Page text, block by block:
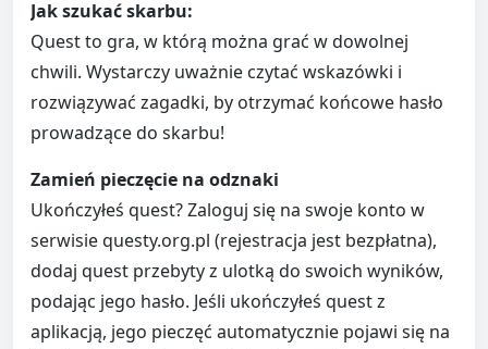
Jak szukać skarbu:
Quest to gra, w którą można grać w dowolnej
chwili. Wystarczy uważnie czytać wskazówki i
rozwiązywać zagadki, by otrzymać końcowe hasło
prowadzące do skarbu!
Zamień pieczęcie na odznaki
Ukończyłeś quest? Zaloguj się na swoje konto w
serwisie questy.org.pl (rejestracja jest bezpłatna),
dodaj quest przebyty z ulotką do swoich wyników,
podając jego hasło. Jeśli ukończyłeś quest z
aplikacją, jego pieczęć automatycznie pojawi się na